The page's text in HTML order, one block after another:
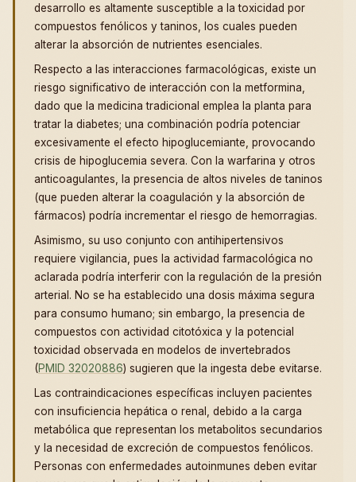
desarrollo es altamente susceptible a la toxicidad por
compuestos fenólicos y taninos, los cuales pueden
alterar la absorción de nutrientes esenciales.
Respecto a las interacciones farmacológicas, existe un
riesgo significativo de interacción con la metformina,
dado que la medicina tradicional emplea la planta para
tratar la diabetes; una combinación podría potenciar
excesivamente el efecto hipoglucemiante, provocando
crisis de hipoglucemia severa. Con la warfarina y otros
anticoagulantes, la presencia de altos niveles de taninos
(que pueden alterar la coagulación y la absorción de
fármacos) podría incrementar el riesgo de hemorragias.
Asimismo, su uso conjunto con antihipertensivos
requiere vigilancia, pues la actividad farmacológica no
aclarada podría interferir con la regulación de la presión
arterial. No se ha establecido una dosis máxima segura
para consumo humano; sin embargo, la presencia de
compuestos con actividad citotóxica y la potencial
toxicidad observada en modelos de invertebrados
(PMID 32020886) sugieren que la ingesta debe evitarse.
Las contraindicaciones específicas incluyen pacientes
con insuficiencia hepática o renal, debido a la carga
metabólica que representan los metabolitos secundarios
y la necesidad de excreción de compuestos fenólicos.
Personas con enfermedades autoinmunes deben evitar